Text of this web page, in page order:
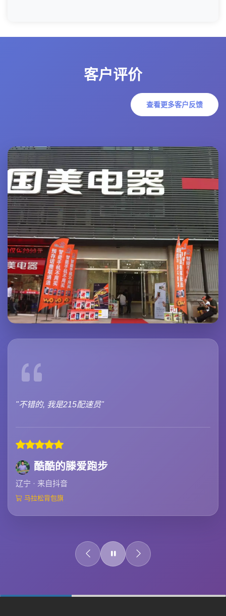
客户评价
查看更多客户反馈
"不错的, 我是215配速员"
酷酷的滕爱跑步
辽宁 · 来自抖音
马拉松背包旗